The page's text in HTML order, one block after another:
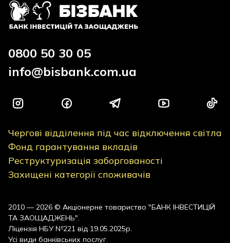
0800 50 30 05
info@bisbank.com.ua
Чергові відділення під час відключення світла
Фонд гарантування вкладів
Реструктуризація заборгованості
Захищені категорії споживачів
2010 — 2026 © Акціонерне товариство "БАНК ІНВЕСТИЦІЙ
ТА ЗАОЩАДЖЕНЬ".
Ліцензія НБУ №221 від 19.05.2025р.
Усі види банківських послуг.